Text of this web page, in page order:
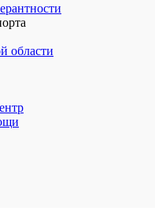
области